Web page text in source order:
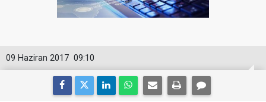
09:10
09 Haziran 2017